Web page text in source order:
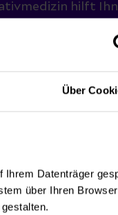
Über
Ihrem Datenträger
über Ihren
hilft
und